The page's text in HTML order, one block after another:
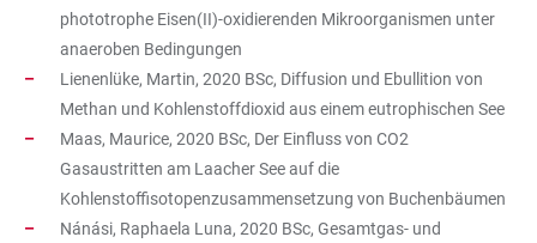
phototrophe Eisen(II)-oxidierenden Mikroorganismen unter
anaeroben Bedingungen
Lienenlüke, Martin, 2020 BSc, Diffusion und Ebullition von
Methan und Kohlenstoffdioxid aus einem eutrophischen See
Maas, Maurice, 2020 BSc, Der Einfluss von CO2
Gasaustritten am Laacher See auf die
Kohlenstoffisotopenzusammensetzung von Buchenbäumen
Nánási, Raphaela Luna, 2020 BSc, Gesamtgas- und